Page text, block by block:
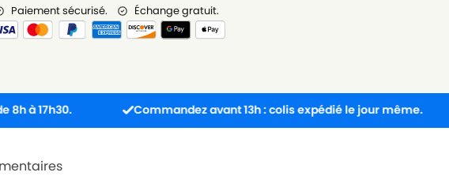
Paiement sécurisé. Échange gratuit.
Commandez avant 13h : colis expédié le jour même.